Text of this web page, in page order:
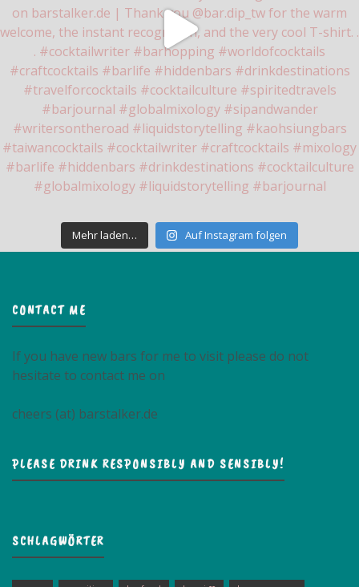
Mehr laden… Auf Instagram folgen
CONTACT ME
If you have new bars for me to visit please do not
hesitate to contact me on
cheers (at) barstalker.de
PLEASE DRINK RESPONSIBLY AND SENSIBLY!
SCHLAGWÖRTER